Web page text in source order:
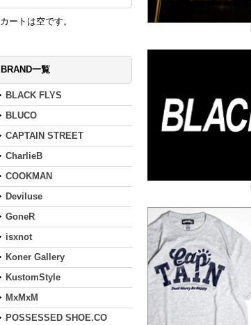
カートは空です。
BRAND一覧
BLACK FLYS
BLUCO
CAPTAIN STREET
CharlieB
COOKMAN
Deviluse
GoneR
isxnot
Koner Gallery
KustomStyle
MxMxM
POSSESSED SHOE.CO